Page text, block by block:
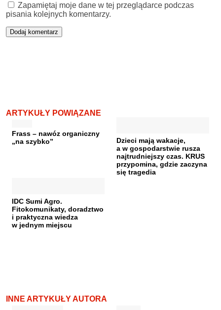
Zapamiętaj moje dane w tej przeglądarce podczas
pisania kolejnych komentarzy.
ARTYKUŁY POWIĄZANE
Frass – nawóz organiczny
„na szybko”
Dzieci mają wakacje,
a w gospodarstwie rusza
najtrudniejszy czas. KRUS
przypomina, gdzie zaczyna
się tragedia
IDC Sumi Agro.
Fitokomunikaty, doradztwo
i praktyczna wiedza
w jednym miejscu
INNE ARTYKUŁY AUTORA